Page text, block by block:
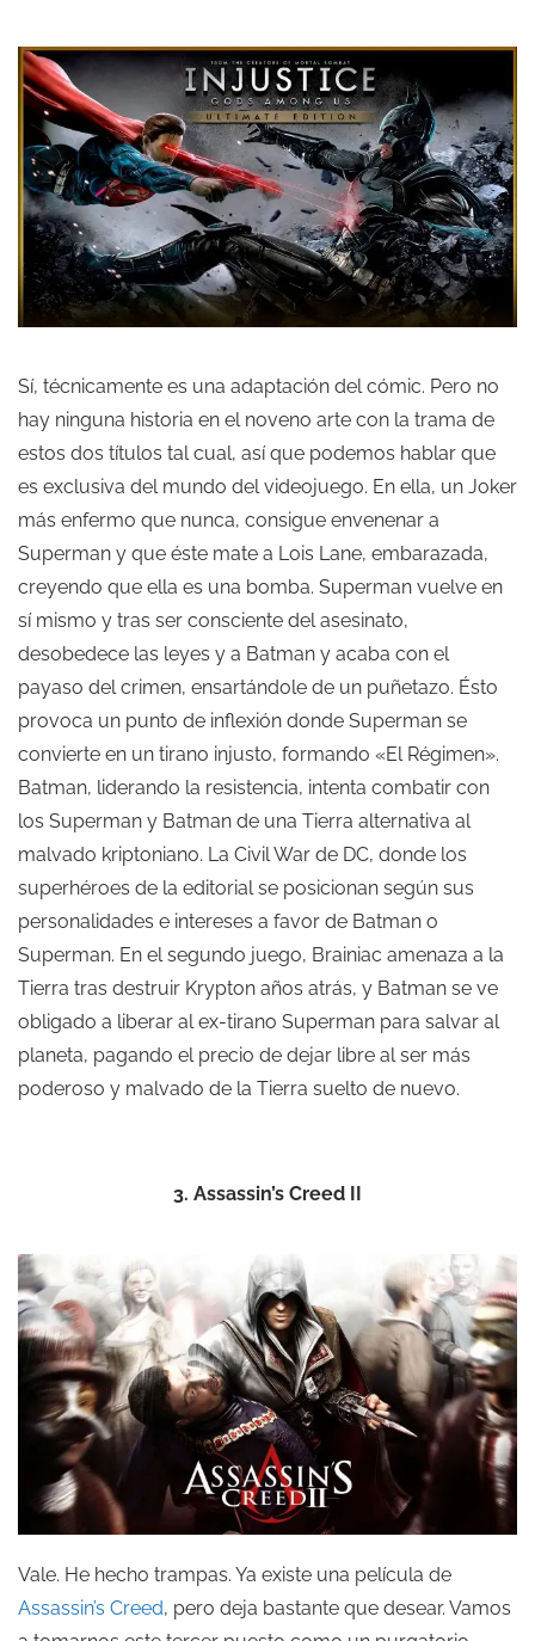
Sí, técnicamente es una adaptación del cómic. Pero no
hay ninguna historia en el noveno arte con la trama de
estos dos títulos tal cual, así que podemos hablar que
es exclusiva del mundo del videojuego. En ella, un Joker
más enfermo que nunca, consigue envenenar a
Superman y que éste mate a Lois Lane, embarazada,
creyendo que ella es una bomba. Superman vuelve en
sí mismo y tras ser consciente del asesinato,
desobedece las leyes y a Batman y acaba con el
payaso del crimen, ensartándole de un puñetazo. Ésto
provoca un punto de inflexión donde Superman se
convierte en un tirano injusto, formando «El Régimen».
Batman, liderando la resistencia, intenta combatir con
los Superman y Batman de una Tierra alternativa al
malvado kriptoniano. La Civil War de DC, donde los
superhéroes de la editorial se posicionan según sus
personalidades e intereses a favor de Batman o
Superman. En el segundo juego, Brainiac amenaza a la
Tierra tras destruir Krypton años atrás, y Batman se ve
obligado a liberar al ex-tirano Superman para salvar al
planeta, pagando el precio de dejar libre al ser más
poderoso y malvado de la Tierra suelto de nuevo.
3. Assassin’s Creed II
Vale. He hecho trampas. Ya existe una película de
Assassin’s Creed, pero deja bastante que desear. Vamos